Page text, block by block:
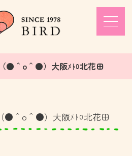
●＾o＾●）大阪ﾒﾄﾛ北花田
●＾o＾●）大阪ﾒﾄﾛ北花田